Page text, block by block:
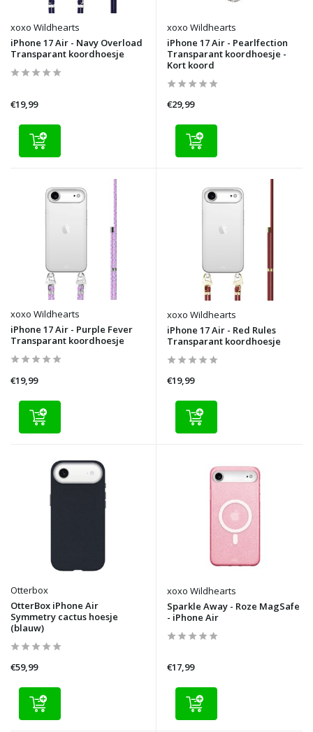
xoxo Wildhearts
iPhone 17 Air - Navy Overload
Transparant koordhoesje
€19,99
xoxo Wildhearts
iPhone 17 Air - Pearlfection
Transparant koordhoesje -
Kort koord
€29,99
xoxo Wildhearts
iPhone 17 Air - Purple Fever
Transparant koordhoesje
€19,99
xoxo Wildhearts
iPhone 17 Air - Red Rules
Transparant koordhoesje
€19,99
Otterbox
OtterBox iPhone Air
Symmetry cactus hoesje
(blauw)
€59,99
xoxo Wildhearts
Sparkle Away - Roze MagSafe
- iPhone Air
€17,99